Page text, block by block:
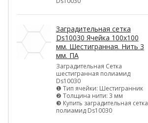
Заградительная сетка
Ds10030 Ячейка 100х100
мм. Шестигранная. Нить 3
мм. ПА
Заградительная Сетка
шестигранная полиамид
Ds10030
❶ Тип ячейки: Шестигранник
❷ Толщина нити: 3 мм
❸ Купить заградительная сетка
полиамид Ds10030